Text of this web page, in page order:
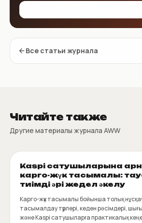
Все статьи журнала
Читайте также
Другие материалы журнала AWW
Kaspi сатушыларына
карго-жүк тасымалы:
тиімді әрі жедел әкелу
Карго-жүк тасымалы бойынша толық
тасымалдау түрлері, кеден рәсімдері,
және Kaspi сатушыларға практикалық